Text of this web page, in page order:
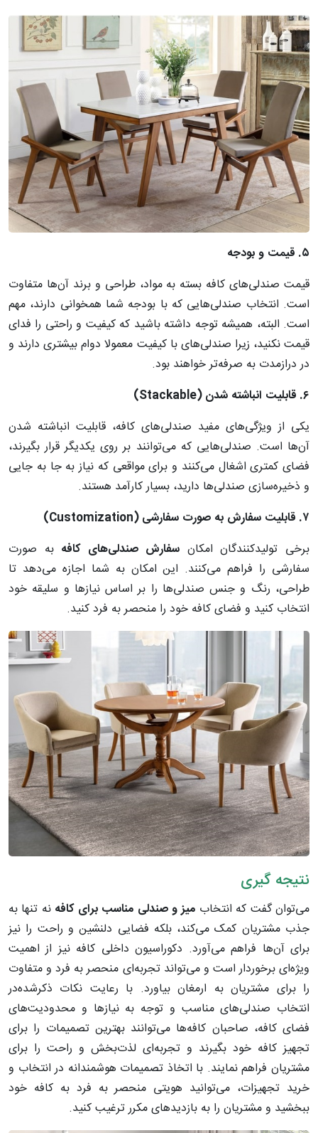
۵. قیمت وبودجه
قیمت صندلی‌های کافه بسته به مواد، طراحی و برند آن‌ها متفاوت
است. انتخاب صندلی‌هایی که با بودجه شما همخوانی دارند، مهم
است. البته، همیشه توجه داشته باشید که کیفیت و راحتی را فدای
قیمت نکنید، زیرا صندلی‌های با کیفیت معمولا دوام بیشتری دارند و
در درازمدت به صرفه‌تر خواهند بود.
۶. قابلیت انباشته شدن(Stackable)
یکی از ویژگی‌های مفید صندلی‌های کافه، قابلیت انباشته شدن
آن‌ها است. صندلی‌هایی که می‌توانند بر روی یکدیگر قرار بگیرند،
فضای کمتری اشغال می‌کنند و برای مواقعی که نیاز به جا به جایی
و ذخیره‌سازی صندلی‌ها دارید، بسیار کارآمد هستند.
۷. قابلیت سفارش به صورت سفارشی(Customization)
برخی تولیدکنندگان امکان سفارش صندلیهای کافه به صورت
سفارشی را فراهم می‌کنند. این امکان به شما اجازه می‌دهد تا
طراحی، رنگ و جنس صندلی‌ها را بر اساس نیازها و سلیقه خود
انتخاب کنید و فضای کافه خود را منحصر به فرد کنید.
نتیجه گیری
می‌توان گفت که انتخاب میز و صندلی مناسب برای کافه نه تنها به
جذب مشتریان کمک می‌کند، بلکه فضایی دلنشین و راحت را نیز
برای آن‌ها فراهم می‌آورد. دکوراسیون داخلی کافه نیز از اهمیت
ویژه‌ای برخوردار است و می‌تواند تجربه‌ای منحصر به فرد و متفاوت
را برای مشتریان به ارمغان بیاورد. با رعایت نکات ذکر‌شده‌در
انتخاب صندلی‌های مناسب و توجه به نیازها و محدودیت‌های
فضای کافه، صاحبان کافه‌ها می‌توانند بهترین تصمیمات را برای
تجهیز کافه خود بگیرند و تجربه‌ای لذت‌بخش و راحت را برای
مشتریان فراهم نمایند. با اتخاذ تصمیمات هوشمندانه در انتخاب و
خرید تجهیزات، می‌توانید هویتی منحصر به فرد به کافه خود
ببخشید و مشتریان را به بازدیدهای مکرر ترغیب کنید.